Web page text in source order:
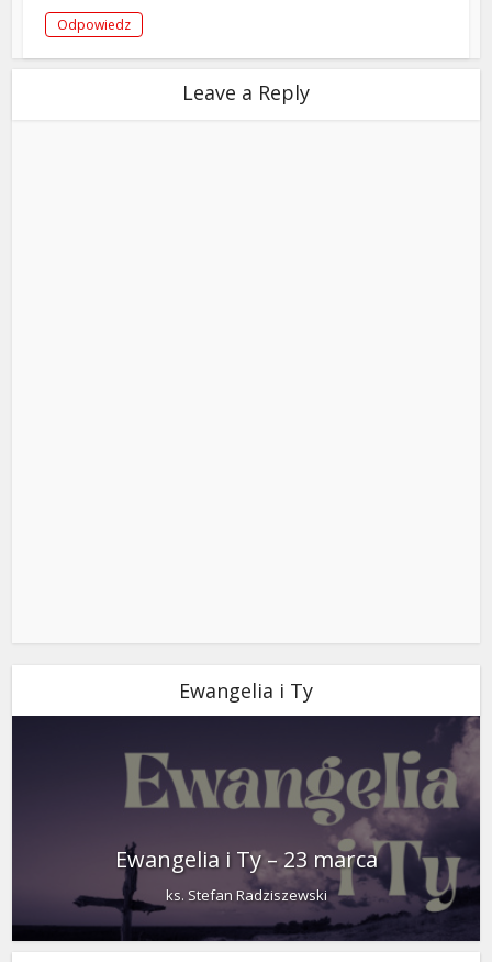
Odpowiedz
Leave a Reply
Ewangelia i Ty
Ewangelia i Ty – 23 marca
ks. Stefan Radziszewski